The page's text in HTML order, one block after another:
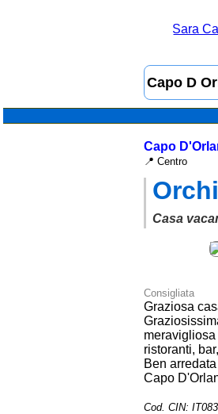
Capo
📍 Centro
Casa
Consigliata
Graziosa
ristoranti,
Ben
Capo
Cod. CIN: